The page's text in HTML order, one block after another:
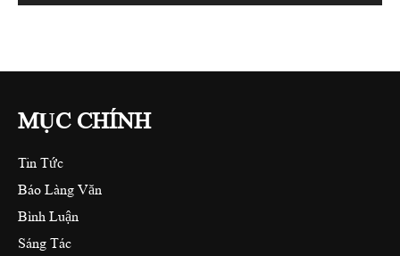
MỤC CHÍNH
Tin Tức
Báo Làng Văn
Bình Luận
Sáng Tác